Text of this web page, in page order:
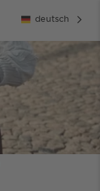
deutsch